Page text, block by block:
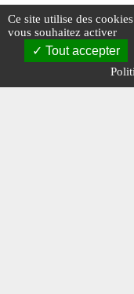
Ce site utilise des
vous souhaitez activer
Tout accepter